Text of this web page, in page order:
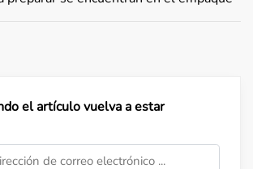
el artículo vuelva a estar